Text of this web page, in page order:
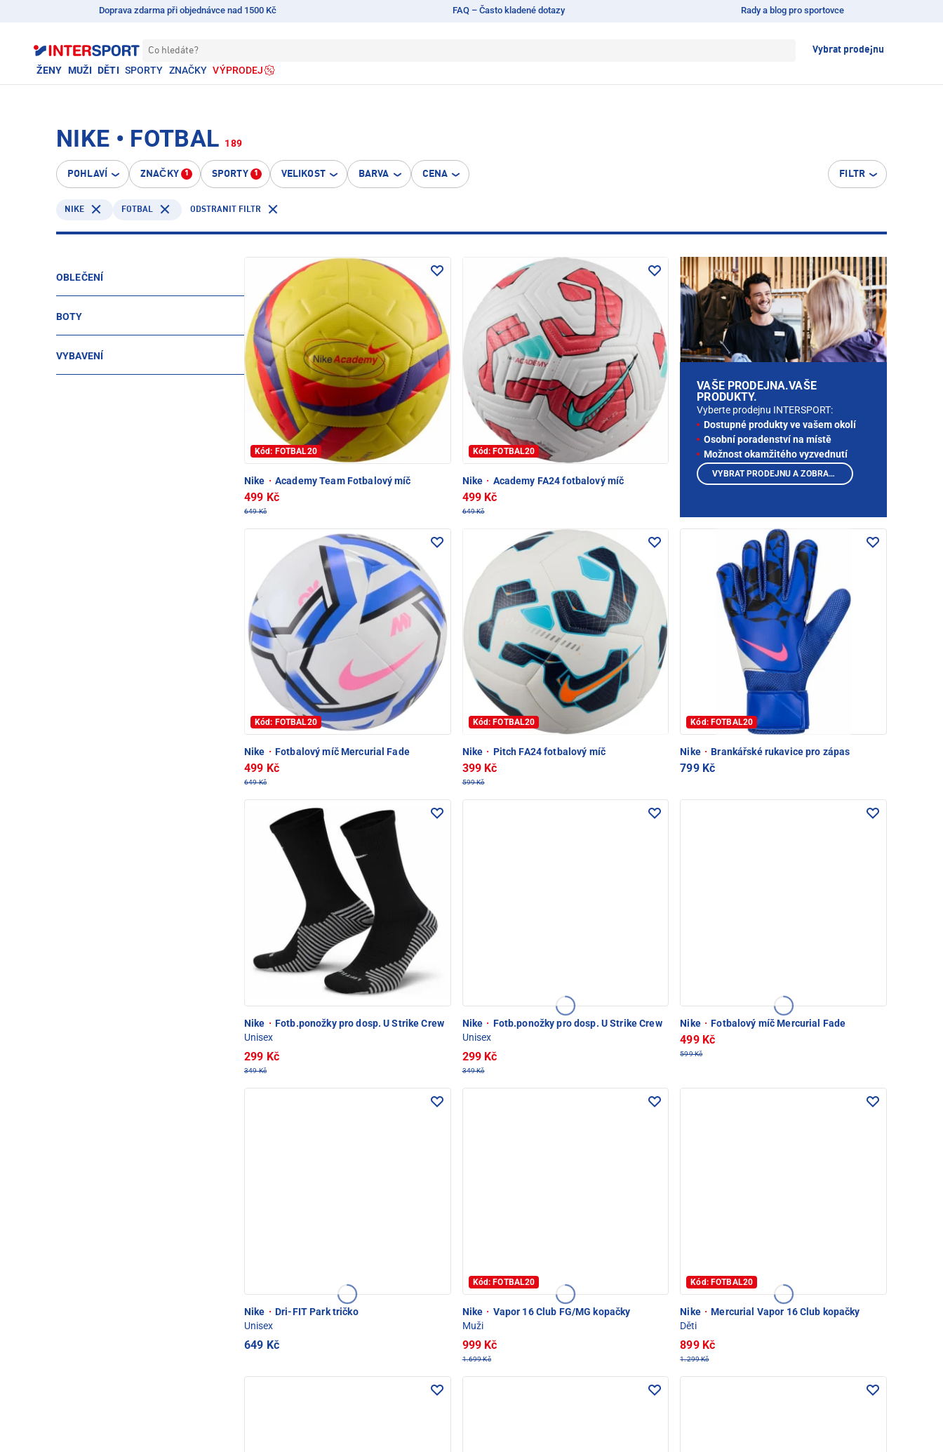
Doprava zdarma při objednávce nad 1500 Kč FAQ – Často kladené dotazy Rady a blog pro sportovce
Co hledáte? Vybrat prodejnu
ŽENY MUŽI DĚTI SPORTY ZNAČKY VÝPRODEJ
NIKE • FOTBAL 189
POHLAVÍ ZNAČKY 1 SPORTY 1 VELIKOST BARVA CENA FILTR
NIKE FOTBAL ODSTRANIT FILTR
OBLEČENÍ
BOTY
VYBAVENÍ
Kód: FOTBAL20
Nike · Academy Team Fotbalový míč
499 Kč
649 Kč
Kód: FOTBAL20
Nike · Academy FA24 fotbalový míč
499 Kč
649 Kč
Kód: FOTBAL20
Nike · Fotbalový míč Mercurial Fade
499 Kč
649 Kč
Kód: FOTBAL20
Nike · Pitch FA24 fotbalový míč
399 Kč
599 Kč
Kód: FOTBAL20
Nike · Brankářské rukavice pro zápas
799 Kč
Nike · Fotb.ponožky pro dosp. U Strike Crew
Unisex
299 Kč
349 Kč
Nike · Fotb.ponožky pro dosp. U Strike Crew
Unisex
299 Kč
349 Kč
Nike · Fotbalový míč Mercurial Fade
499 Kč
599 Kč
Nike · Dri-FIT Park tričko
Unisex
649 Kč
Kód: FOTBAL20
Nike · Vapor 16 Club FG/MG kopačky
Muži
999 Kč
1.699 Kč
Kód: FOTBAL20
Nike · Mercurial Vapor 16 Club kopačky
Děti
899 Kč
1.299 Kč
VAŠE PRODEJNA.VAŠE
PRODUKTY.
Vyberte prodejnu INTERSPORT:
Dostupné produkty ve vašem okolí
Osobní poradenství na místě
Možnost okamžitého vyzvednutí
VYBRAT PRODEJNU A ZOBRAZIT PRODUKTY